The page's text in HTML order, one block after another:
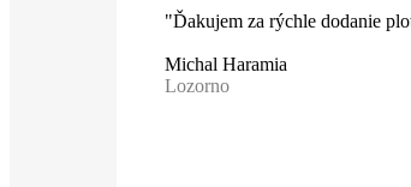
"Ďakujem za rýchle dodanie
Michal Haramia
Lozorno